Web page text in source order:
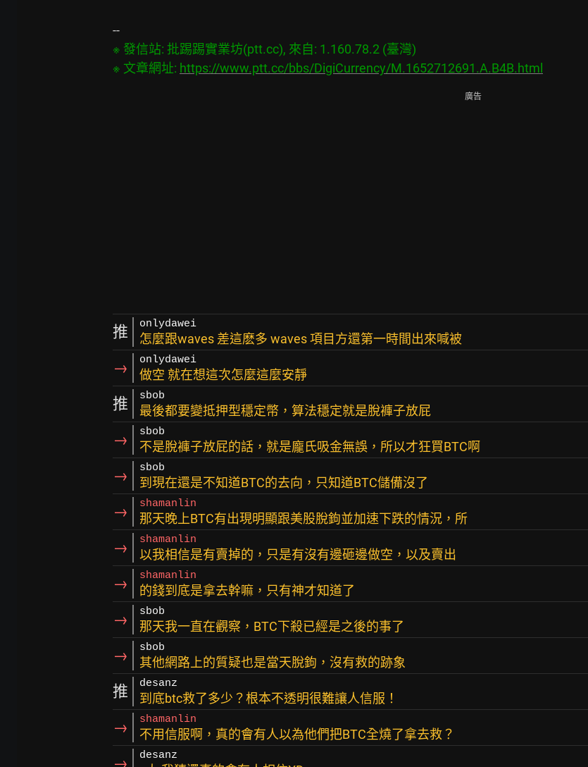
※ 發信站: 批踢踢實業坊(ptt.cc), 來自: 1.160.78.2 (臺灣)
※ 文章網址: https://www.ptt.cc/bbs/DigiCurrency/M.1652712691.A.B4B.html
廣告
推 onlydawei
怎麼跟waves 差這麽多 waves 項目方還第一時間出來喊被
→ onlydawei
做空 就在想這次怎麼這麼安靜
推 sbob
最後都要變抵押型穩定幣，算法穩定就是脫褲子放屁
→ sbob
不是脫褲子放屁的話，就是龐氏吸金無誤，所以才狂買BTC啊
→ sbob
到現在還是不知道BTC的去向，只知道BTC儲備沒了
→ shamanlin
那天晚上BTC有出現明顯跟美股脫鉤並加速下跌的情況，所
→ shamanlin
以我相信是有賣掉的，只是有沒有邊砸邊做空，以及賣出
→ shamanlin
的錢到底是拿去幹嘛，只有神才知道了
→ sbob
那天我一直在觀察，BTC下殺已經是之後的事了
→ sbob
其他網路上的質疑也是當天脫鉤，沒有救的跡象
推 desanz
到底btc救了多少？根本不透明很難讓人信服！
→ shamanlin
不用信服啊，真的會有人以為他們把BTC全燒了拿去救？
→ desanz